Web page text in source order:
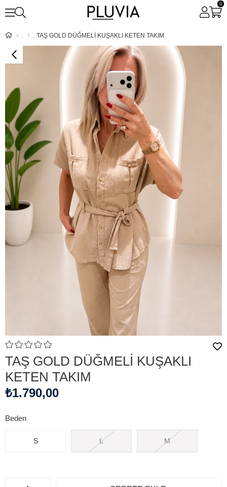
0
TAŞ GOLD DÜĞMELİ KUŞAKLI KETEN TAKIM
TAŞ GOLD DÜĞMELİ KUŞAKLI
KETEN TAKIM
₺1.790,00
Beden
S L M